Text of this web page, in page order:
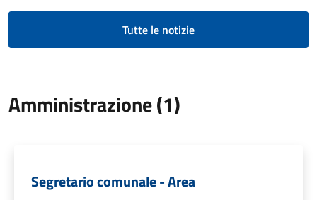
Tutte le notizie
Amministrazione (1)
Segretario comunale - Area